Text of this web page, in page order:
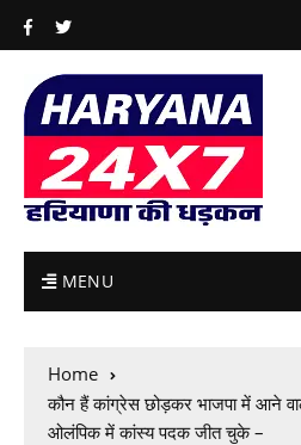
MENU
Home
कौन हैं कांग्रेस छोड़कर भाजपा में आने
ओलंपिक में कांस्य पदक जीत चुके –